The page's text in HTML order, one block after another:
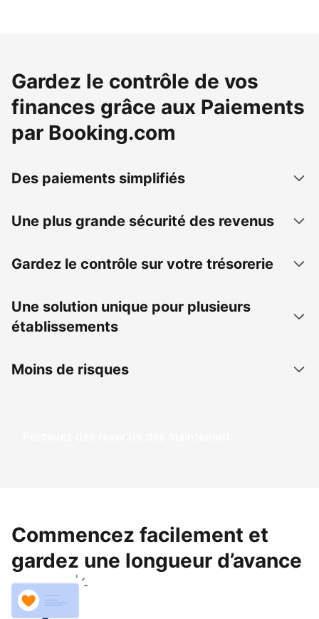
Gardez le contrôle de vos
finances grâce aux Paiements
par Booking.com
Des paiements simplifiés
Une plus grande sécurité des revenus
Gardez le contrôle sur votre trésorerie
Une solution unique pour plusieurs
établissements
Moins de risques
Percevez des revenus dès maintenant
Commencez facilement et
gardez une longueur d’avance